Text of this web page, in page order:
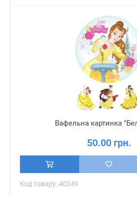
Вафельна картинка
50.00 грн.
Код товару: 40249